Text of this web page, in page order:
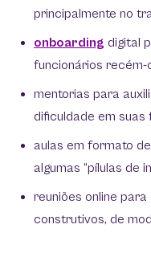
principalmente no
onboarding digital
funcionários
mentorias para
dificuldade em suas
aulas em formato
algumas “pílulas de
reuniões online
construtivos, de